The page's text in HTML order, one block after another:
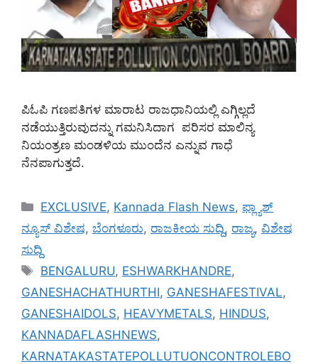
ಪಿಓಪಿ ಗಣಪತಿಗಳ ಮಾರಾಟ ರಾಜಧಾನಿಯಲ್ಲಿ ಎಗ್ಗಿಲ್ಲದೆ
ನಡೆಯುತ್ತಿರುವುದನ್ನು ಗಮನಿಸಿದಾಗ ಪರಿಸರ ಮಾಲಿನ್ಯ
ನಿಯಂತ್ರಣ ಮಂಡಳಿಯ ಮುಂದೆನ ಎನ್ನುವ ಗಾಧೆ
ನೆನಪಾಗುತ್ತದೆ.
Categories
EXCLUSIVE, Kannada Flash News, ಫ್ಲ್ಯಾಶ್
ನ್ಯೂಸ್ ವಿಶೇಷ, ಬೆಂಗಳೂರು, ರಾಜಕೀಯ ಸುದ್ದಿ, ರಾಜ್ಯ, ವಿಶೇಷ
ಸುದ್ದಿ
Tags
BENGALURU, ESHWARKHANDRE,
GANESHACHATHURTHI, GANESHAFESTIVAL,
GANESHAIDOLS, HEAVYMETALS, HINDUS,
KANNADAFLASHNEWS,
KARNATAKASTATEPOLLUTUONCONTROLEBO